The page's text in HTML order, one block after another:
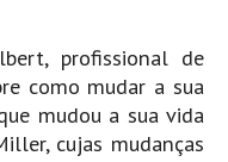
HD
profissional de
como mudar a sua
mudou a sua vida
cujas mudanças